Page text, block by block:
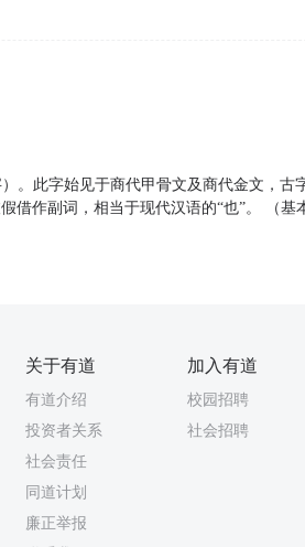
。此字始见于商代甲骨文及商代金文，古
借作副词，相当于现代汉语的“也”。 （基
关于有道
有道介绍
投资者关系
社会责任
同道计划
廉正举报
加入有道
校园招聘
社会招聘